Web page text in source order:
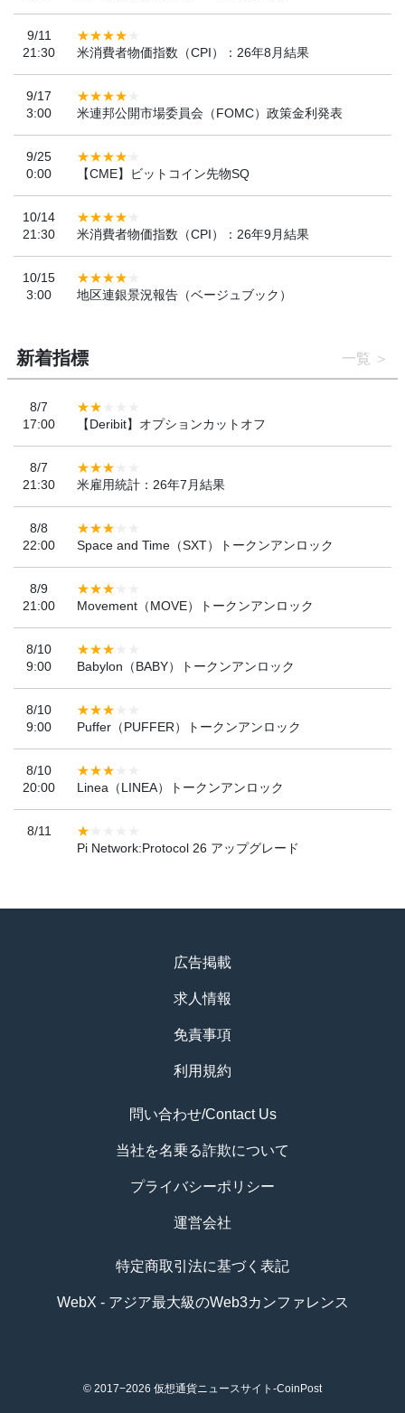
9/11
21:30
米消費者物価指数（CPI）：26年8月結果
9/17
3:00
米連邦公開市場委員会（FOMC）政策金利発表
9/25
0:00
【CME】ビットコイン先物SQ
10/14
21:30
米消費者物価指数（CPI）：26年9月結果
10/15
3:00
地区連銀景況報告（ベージュブック）
新着指標 一覧
8/7
17:00
【Deribit】オプションカットオフ
8/7
21:30
米雇用統計：26年7月結果
8/8
22:00
Space and Time（SXT）トークンアンロック
8/9
21:00
Movement（MOVE）トークンアンロック
8/10
9:00
Babylon（BABY）トークンアンロック
8/10
9:00
Puffer（PUFFER）トークンアンロック
8/10
20:00
Linea（LINEA）トークンアンロック
8/11
Pi Network:Protocol 26 アップグレード
広告掲載
求人情報
免責事項
利用規約
問い合わせ/Contact Us
当社を名乗る詐欺について
プライバシーポリシー
運営会社
特定商取引法に基づく表記
WebX - アジア最大級のWeb3カンファレンス
© 2017−2026 仮想通貨ニュースサイト-CoinPost